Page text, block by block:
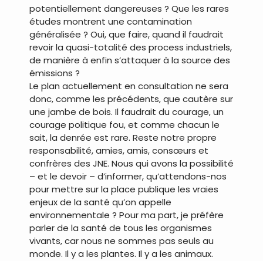
potentiellement dangereuses ? Que les rares
études montrent une contamination
généralisée ? Oui, que faire, quand il faudrait
revoir la quasi-totalité des process industriels,
de manière à enfin s’attaquer à la source des
émissions ?
Le plan actuellement en consultation ne sera
donc, comme les précédents, que cautère sur
une jambe de bois. Il faudrait du courage, un
courage politique fou, et comme chacun le
sait, la denrée est rare. Reste notre propre
responsabilité, amies, amis, consœurs et
confrères des JNE. Nous qui avons la possibilité
– et le devoir – d’informer, qu’attendons-nos
pour mettre sur la place publique les vraies
enjeux de la santé qu’on appelle
environnementale ? Pour ma part, je préfère
parler de la santé de tous les organismes
vivants, car nous ne sommes pas seuls au
monde. Il y a les plantes. Il y a les animaux.